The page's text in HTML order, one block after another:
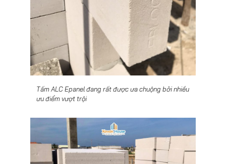
Tấm ALC Epanel đang rất được ưa chuộng bởi nhiều
ưu điểm vượt trội